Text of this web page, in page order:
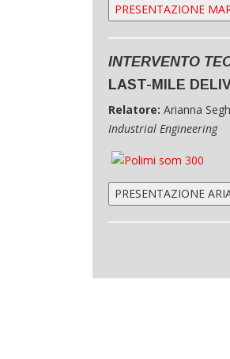
PRESENTAZIONE
INTERVENTO
LAST-MILE
Relatore: Arianna
Industrial Engineering
PRESENTAZIONE